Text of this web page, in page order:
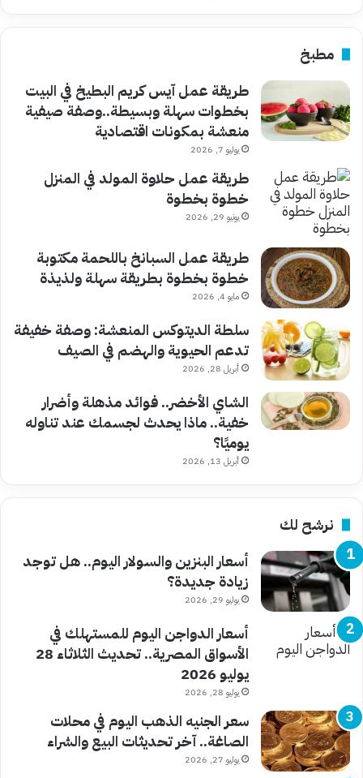
مطبخ
طريقة عمل آيس كريم البطيخ في البيت
بخطوات سهلة وبسيطة..وصفة صيفية
منعشة بمكونات اقتصادية
يوليو 7, 2026
طريقة عمل حلاوة المولد في المنزل
خطوة بخطوة
يونيو 29, 2026
طريقة عمل السبانخ باللحمة مكتوبة
خطوة بخطوة بطريقة سهلة ولذيذة
مايو 4, 2026
سلطة الديتوكس المنعشة: وصفة خفيفة
تدعم الحيوية والهضم في الصيف
أبريل 28, 2026
الشاي الأخضر.. فوائد مذهلة وأضرار
خفية.. ماذا يحدث لجسمك عند تناوله
يوميًا؟
أبريل 13, 2026
نرشح لك
أسعار البنزين والسولار اليوم.. هل توجد
زيادة جديدة؟
يوليو 29, 2026
أسعار الدواجن اليوم للمستهلك في
الأسواق المصرية.. تحديث الثلاثاء 28
يوليو 2026
يوليو 28, 2026
سعر الجنيه الذهب اليوم في محلات
الصاغة.. آخر تحديثات البيع والشراء
يوليو 27, 2026